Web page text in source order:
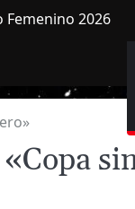
Femenino 2026